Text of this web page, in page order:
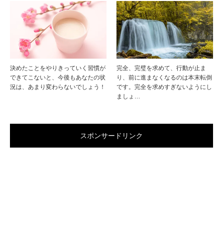
決めたことをやりきっていく習慣が
できてこないと、今後もあなたの状
況は、あまり変わらないでしょう！
完全、完璧を求めて、行動が止ま
り、前に進まなくなるのは本末転倒
です。完全を求めすぎないようにし
ましょ…
スポンサードリンク